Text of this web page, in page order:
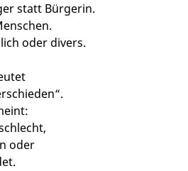
statt Bürgerin.
oder divers.
oder